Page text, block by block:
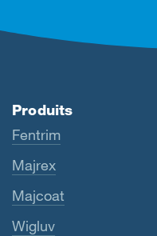
Produits
Fentrim
Majrex
Majcoat
Wigluv